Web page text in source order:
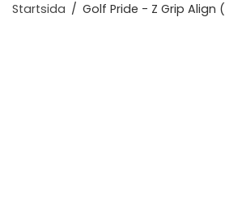
Startsida / Golf Pride - Z Grip Align